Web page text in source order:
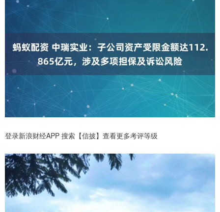
登录新浪财经APP 搜索【信披】查看更多考评等级